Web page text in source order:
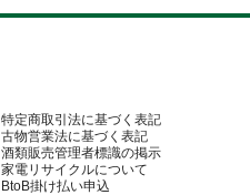
特定商取引法に基づく表記
古物営業法に基づく表記
酒類販売管理者標識の掲示
家電リサイクルについて
BtoB掛け払い申込